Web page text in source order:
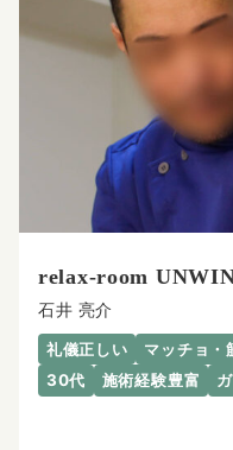
relax-room
石井 亮介
礼儀正しい マッチョ・
30代
施術経験豊富